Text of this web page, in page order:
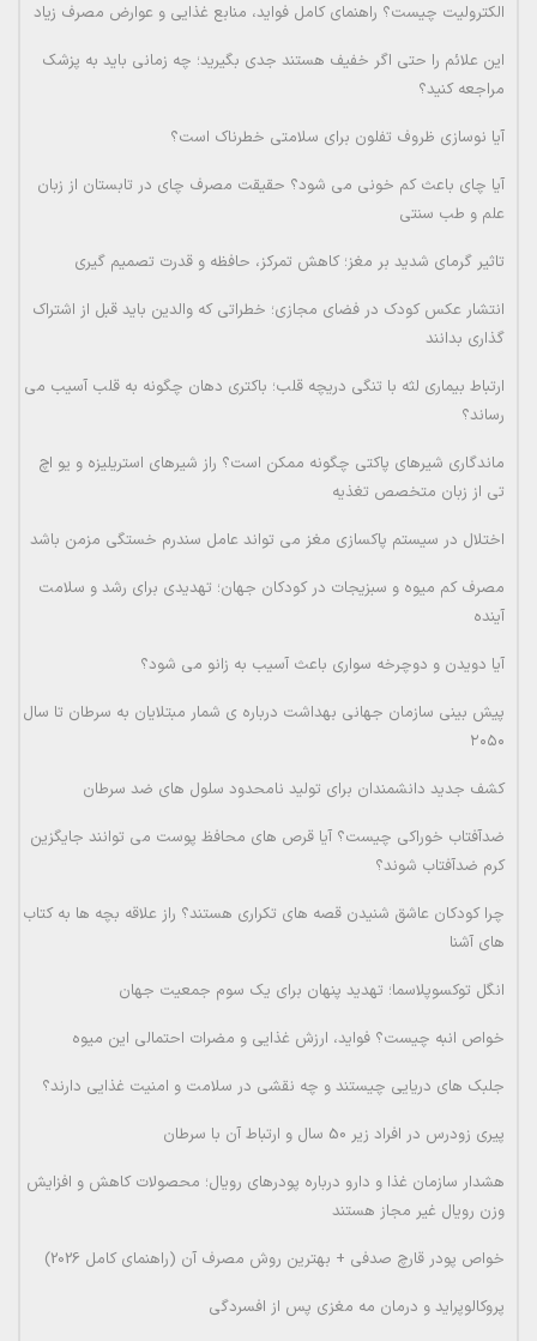
الکترولیت چیست؟ راهنمای کامل فواید، منابع غذایی و عوارض مصرف زیاد
این علائم را حتی اگر خفیف هستند جدی بگیرید؛ چه زمانی باید به پزشک
مراجعه کنید؟
آیا نوسازی ظروف تفلون برای سلامتی خطرناک است؟
آیا چای باعث کم خونی می شود؟ حقیقت مصرف چای در تابستان از زبان
علم و طب سنتی
تاثیر گرمای شدید بر مغز؛ کاهش تمرکز، حافظه و قدرت تصمیم گیری
انتشار عکس کودک در فضای مجازی؛ خطراتی که والدین باید قبل از اشتراک
گذاری بدانند
ارتباط بیماری لثه با تنگی دریچه قلب؛ باکتری دهان چگونه به قلب آسیب می
رساند؟
ماندگاری شیرهای پاکتی چگونه ممکن است؟ راز شیرهای استریلیزه و یو اچ
تی از زبان متخصص تغذیه
اختلال در سیستم پاکسازی مغز می تواند عامل سندرم خستگی مزمن باشد
مصرف کم میوه و سبزیجات در کودکان جهان؛ تهدیدی برای رشد و سلامت
آینده
آیا دویدن و دوچرخه سواری باعث آسیب به زانو می شود؟
پیش بینی سازمان جهانی بهداشت درباره ی شمار مبتلایان به سرطان تا سال
۲۰۵۰
کشف جدید دانشمندان برای تولید نامحدود سلول های ضد سرطان
ضدآفتاب خوراکی چیست؟ آیا قرص های محافظ پوست می توانند جایگزین
کرم ضدآفتاب شوند؟
چرا کودکان عاشق شنیدن قصه های تکراری هستند؟ راز علاقه بچه ها به کتاب
های آشنا
انگل توکسوپلاسما؛ تهدید پنهان برای یک سوم جمعیت جهان
خواص انبه چیست؟ فواید، ارزش غذایی و مضرات احتمالی این میوه
جلبک های دریایی چیستند و چه نقشی در سلامت و امنیت غذایی دارند؟
پیری زودرس در افراد زیر 50 سال و ارتباط آن با سرطان
هشدار سازمان غذا و دارو درباره پودرهای رویال؛ محصولات کاهش و افزایش
وزن رویال غیر مجاز هستند
خواص پودر قارچ صدفی + بهترین روش مصرف آن (راهنمای کامل 2026)
پروکالوپراید و درمان مه مغزی پس از افسردگی